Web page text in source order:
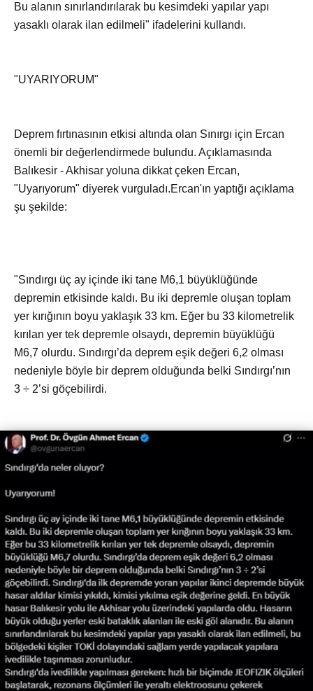
Bu alanın sınırlandırılarak bu kesimdeki yapılar yapı
yasaklı olarak ilan edilmeli" ifadelerini kullandı.
"UYARIYORUM"
Deprem fırtınasının etkisi altında olan Sınırgı için Ercan
önemli bir değerlendirmede bulundu. Açıklamasında
Balıkesir - Akhisar yoluna dikkat çeken Ercan,
"Uyarıyorum" diyerek vurguladı.Ercan'ın yaptığı açıklama
şu şekilde:
"Sındırgı üç ay içinde iki tane M6,1 büyüklüğünde
depremin etkisinde kaldı. Bu iki depremle oluşan toplam
yer kırığının boyu yaklaşık 33 km. Eğer bu 33 kilometrelik
kırılan yer tek depremle olsaydı, depremin büyüklüğü
M6,7 olurdu. Sındırgı’da deprem eşik değeri 6,2 olması
nedeniyle böyle bir deprem olduğunda belki Sındırgı’nın
3 ÷ 2’si göçebilirdi.